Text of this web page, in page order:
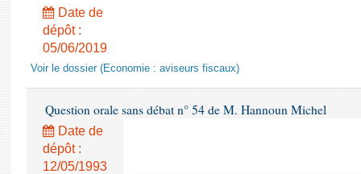
Date de
dépôt :
05/06/2019
Voir le dossier (Economie : aviseurs fiscaux)
Question orale sans débat n° 54 de M. Hannoun Michel
Date de
dépôt :
12/05/1993